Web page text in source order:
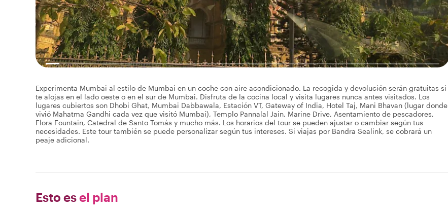
Experimenta Mumbai al estilo de Mumbai en un coche con aire acondicionado. La recogida y devolución serán gratuitas si
te alojas en el lado oeste o en el sur de Mumbai. Disfruta de la cocina local y visita lugares nunca antes visitados. Los
lugares cubiertos son Dhobi Ghat, Mumbai Dabbawala, Estación VT, Gateway of India, Hotel Taj, Mani Bhavan (lugar donde
vivió Mahatma Gandhi cada vez que visitó Mumbai), Templo Pannalal Jain, Marine Drive, Asentamiento de pescadores,
Flora Fountain, Catedral de Santo Tomás y mucho más. Los horarios del tour se pueden ajustar o cambiar según tus
necesidades. Este tour también se puede personalizar según tus intereses. Si viajas por Bandra Sealink, se cobrará un
peaje adicional.
Esto esel plan